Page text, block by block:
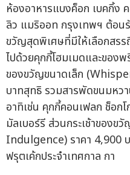
ห้องอาหารแบงค็อก เบคกิ้ง
ลิว แมริออท กรุงเทพฯ ต้อน
ขวัญสุดพิเศษที่มีให้เลือกสร
ไปด้วยคุกกี้โฮมเมดและของ
ของขวัญขนาดเล็ก
บาทสุทธิ รวมสารพัดขนมหว
อาทิเช่น คุกกี้คอนเฟลก ช็อ
มัลเบอร์รี ส่วนกระเช้าของ
Indulgence) ราคา 4,900
ฟรุตเค้กประจำเทศกาล กา